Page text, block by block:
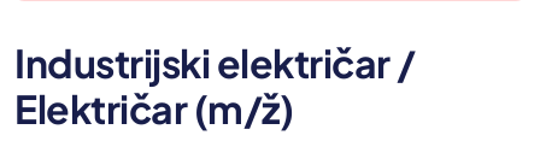
Industrijski električar /
Električar (m/ž)